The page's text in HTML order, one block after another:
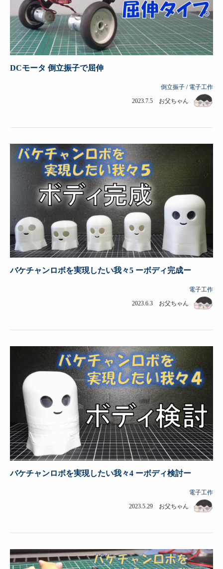
DCモータ 倒立振子で屈伸
倒立振子 / 電子工作
2023.7.5 お父ちゃん
バケチャンロボを実現したい我々5 ーボディ完成ー
電子工作
2023.6.3 お父ちゃん
バケチャンロボを実現したい我々4 ーボディ検討ー
電子工作
2023.5.29 お父ちゃん